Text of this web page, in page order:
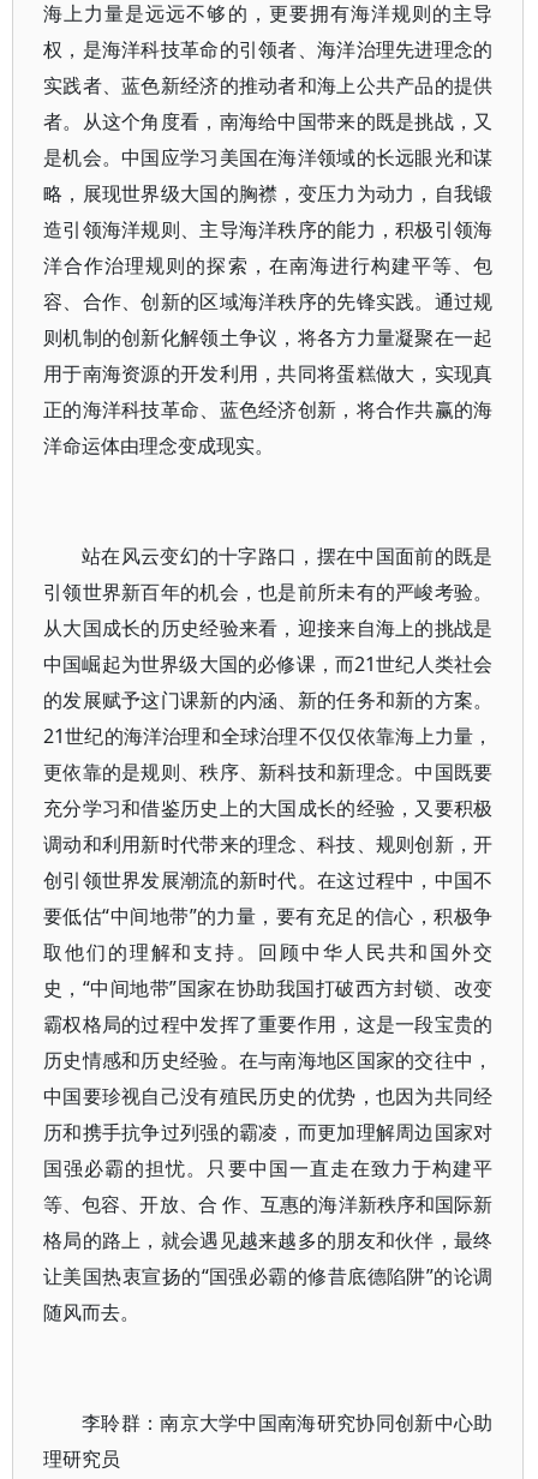
海上力量是远远不够的，更要拥有海洋规则的主导
权，是海洋科技革命的引领者、海洋治理先进理念的
实践者、蓝色新经济的推动者和海上公共产品的提供
者。从这个角度看，南海给中国带来的既是挑战，又
是机会。中国应学习美国在海洋领域的长远眼光和谋
略，展现世界级大国的胸襟，变压力为动力，自我锻
造引领海洋规则、主导海洋秩序的能力，积极引领海
洋合作治理规则的探索，在南海进行构建平等、包
容、合作、创新的区域海洋秩序的先锋实践。通过规
则机制的创新化解领土争议，将各方力量凝聚在一起
用于南海资源的开发利用，共同将蛋糕做大，实现真
正的海洋科技革命、蓝色经济创新，将合作共赢的海
洋命运体由理念变成现实。
站在风云变幻的十字路口，摆在中国面前的既是
引领世界新百年的机会，也是前所未有的严峻考验。
从大国成长的历史经验来看，迎接来自海上的挑战是
中国崛起为世界级大国的必修课，而21世纪人类社会
的发展赋予这门课新的内涵、新的任务和新的方案。
21世纪的海洋治理和全球治理不仅仅依靠海上力量，
更依靠的是规则、秩序、新科技和新理念。中国既要
充分学习和借鉴历史上的大国成长的经验，又要积极
调动和利用新时代带来的理念、科技、规则创新，开
创引领世界发展潮流的新时代。在这过程中，中国不
要低估“中间地带”的力量，要有充足的信心，积极争
取他们的理解和支持。回顾中华人民共和国外交
史，“中间地带”国家在协助我国打破西方封锁、改变
霸权格局的过程中发挥了重要作用，这是一段宝贵的
历史情感和历史经验。在与南海地区国家的交往中，
中国要珍视自己没有殖民历史的优势，也因为共同经
历和携手抗争过列强的霸凌，而更加理解周边国家对
国强必霸的担忧。只要中国一直走在致力于构建平
等、包容、开放、合 作、互惠的海洋新秩序和国际新
格局的路上，就会遇见越来越多的朋友和伙伴，最终
让美国热衷宣扬的“国强必霸的修昔底德陷阱”的论调
随风而去。
李聆群：南京大学中国南海研究协同创新中心助
理研究员